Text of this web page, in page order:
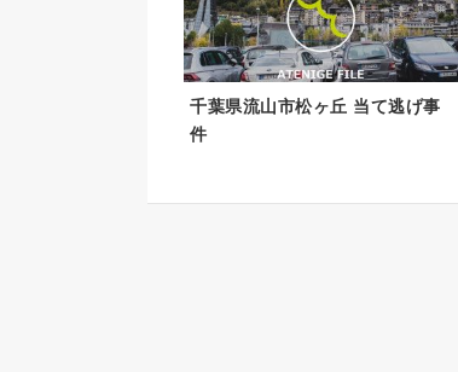
千葉県流山市松ヶ丘 当て逃げ事
件